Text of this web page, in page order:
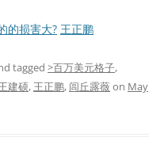
的损害大? 王正鹏
tagged >百万美元格子,
建硕, 王正鹏, 闾丘露薇on May